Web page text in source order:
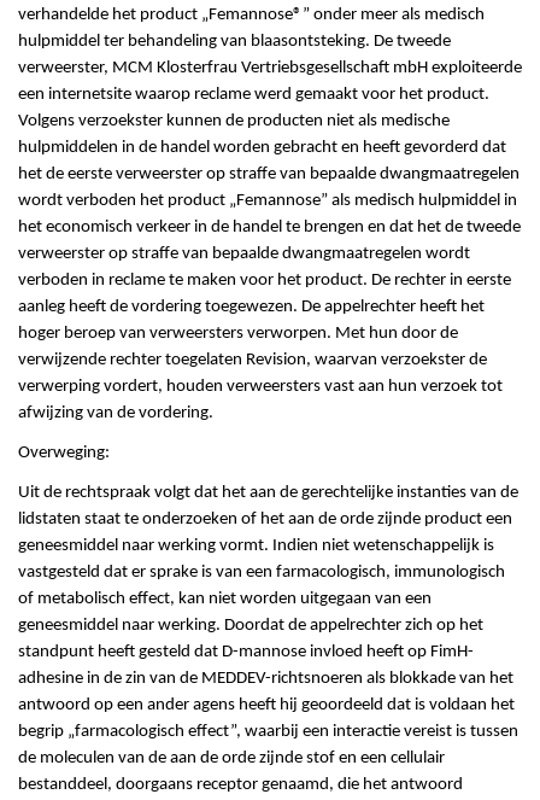
verhandelde het product „Femannose®” onder meer als medisch
hulpmiddel ter behandeling van blaasontsteking. De tweede
verweerster, MCM Klosterfrau Vertriebsgesellschaft mbH exploiteerde
een internetsite waarop reclame werd gemaakt voor het product.
Volgens verzoekster kunnen de producten niet als medische
hulpmiddelen in de handel worden gebracht en heeft gevorderd dat
het de eerste verweerster op straffe van bepaalde dwangmaatregelen
wordt verboden het product „Femannose” als medisch hulpmiddel in
het economisch verkeer in de handel te brengen en dat het de tweede
verweerster op straffe van bepaalde dwangmaatregelen wordt
verboden in reclame te maken voor het product. De rechter in eerste
aanleg heeft de vordering toegewezen. De appelrechter heeft het
hoger beroep van verweersters verworpen. Met hun door de
verwijzende rechter toegelaten Revision, waarvan verzoekster de
verwerping vordert, houden verweersters vast aan hun verzoek tot
afwijzing van de vordering.
Overweging:
Uit de rechtspraak volgt dat het aan de gerechtelijke instanties van de
lidstaten staat te onderzoeken of het aan de orde zijnde product een
geneesmiddel naar werking vormt. Indien niet wetenschappelijk is
vastgesteld dat er sprake is van een farmacologisch, immunologisch
of metabolisch effect, kan niet worden uitgegaan van een
geneesmiddel naar werking. Doordat de appelrechter zich op het
standpunt heeft gesteld dat D-mannose invloed heeft op FimH-
adhesine in de zin van de MEDDEV-richtsnoeren als blokkade van het
antwoord op een ander agens heeft hij geoordeeld dat is voldaan het
begrip „farmacologisch effect”, waarbij een interactie vereist is tussen
de moleculen van de aan de orde zijnde stof en een cellulair
bestanddeel, doorgaans receptor genaamd, die het antwoord